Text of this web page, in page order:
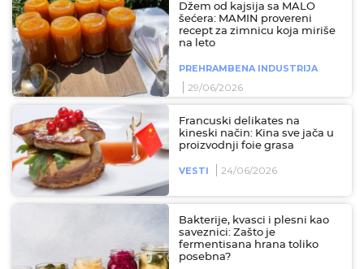
Džem od kajsija sa MALO
šećera: MAMIN provereni
recept za zimnicu koja miriše
na leto
PREHRAMBENA INDUSTRIJA
29/06/2026
Francuski delikates na
kineski način: Kina sve jača u
proizvodnji foie grasa
VESTI 24/06/2026
Bakterije, kvasci i plesni kao
saveznici: Zašto je
fermentisana hrana toliko
posebna?